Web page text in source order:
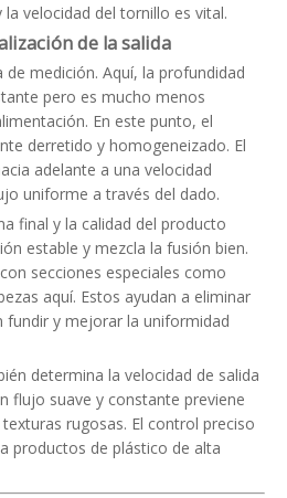
velocidad del tornillo es vital.
de la salida
medición. Aquí, la profundidad
pero es mucho menos
En este punto, el
derretido y homogeneizado. El
adelante a una velocidad
uniforme a través del dado.
final y la calidad del producto
estable y mezcla la fusión bien.
secciones especiales como
aquí. Estos ayudan a eliminar
fundir y mejorar la uniformidad
determina la velocidad de salida
flujo suave y constante previene
rugosas. El control preciso
productos de plástico de alta